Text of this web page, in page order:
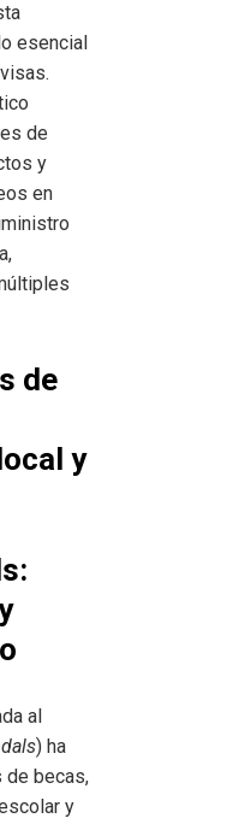
esencial
de
y
en
de
y
al
) ha
de becas,
y